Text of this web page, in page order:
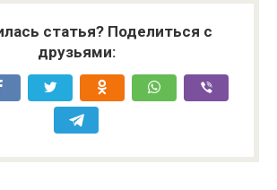
статья? Поделиться с
друзьями: